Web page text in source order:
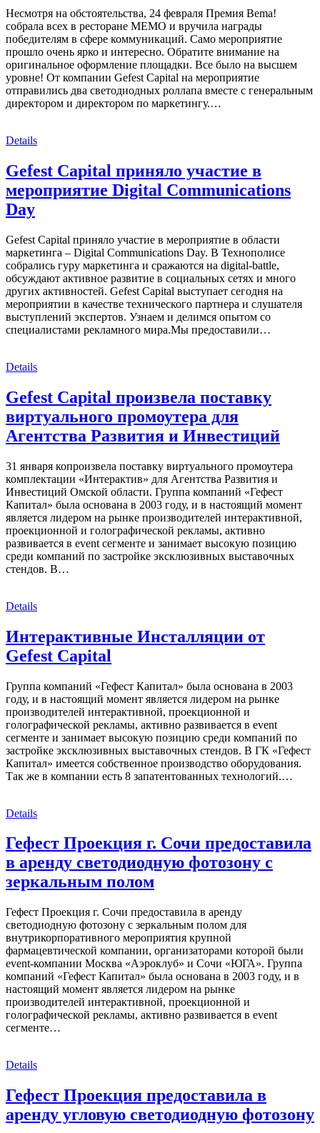
Несмотря на обстоятельства, 24 февраля Премия Bema!
собрала всех в ресторане МЕМО и вручила награды
победителям в сфере коммуникаций. Само мероприятие
прошло очень ярко и интересно. Обратите внимание на
оригинальное оформление площадки. Все было на высшем
уровне! От компании Gefest Capital на мероприятие
отправились два светодиодных роллапа вместе с генеральным
директором и директором по маркетингу.…
Details
Gefest Capital приняло участие в
мероприятие Digital Communications
Day
Gefest Capital приняло участие в мероприятие в области
маркетинга – Digital Communications Day. В Технополисе
собрались гуру маркетинга и сражаются на digital-battle,
обсуждают активное развитие в социальных сетях и много
других активностей. Gefest Capital выступает сегодня на
мероприятии в качестве технического партнера и слушателя
выступлений экспертов. Узнаем и делимся опытом со
специалистами рекламного мира.Мы предоставили…
Details
Gefest Capital произвела поставку
виртуального промоутера для
Агентства Развития и Инвестиций
31 января копроизвела поставку виртуального промоутера
комплектации «Интерактив» для Агентства Развития и
Инвестиций Омской области. Группа компаний «Гефест
Капитал» была основана в 2003 году, и в настоящий момент
является лидером на рынке производителей интерактивной,
проекционной и голографической рекламы, активно
развивается в event сегменте и занимает высокую позицию
среди компаний по застройке эксклюзивных выставочных
стендов. В…
Details
Интерактивные Инсталляции от
Gefest Capital
Группа компаний «Гефест Капитал» была основана в 2003
году, и в настоящий момент является лидером на рынке
производителей интерактивной, проекционной и
голографической рекламы, активно развивается в event
сегменте и занимает высокую позицию среди компаний по
застройке эксклюзивных выставочных стендов. В ГК «Гефест
Капитал» имеется собственное производство оборудования.
Так же в компании есть 8 запатентованных технологий.…
Details
Гефест Проекция г. Сочи предоставила
в аренду светодиодную фотозону с
зеркальным полом
Гефест Проекция г. Сочи предоставила в аренду
светодиодную фотозону с зеркальным полом для
внутрикорпоративного мероприятия крупной
фармацевтической компании, организаторами которой были
event-компании Москва «Аэроклуб» и Сочи «ЮГА». Группа
компаний «Гефест Капитал» была основана в 2003 году, и в
настоящий момент является лидером на рынке
производителей интерактивной, проекционной и
голографической рекламы, активно развивается в event
сегменте…
Details
Гефест Проекция предоставила в
аренду угловую светодиодную фотозону